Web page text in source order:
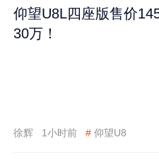
仰望U8L四座版售价
30万！
徐辉 1小时前 # 仰望U8